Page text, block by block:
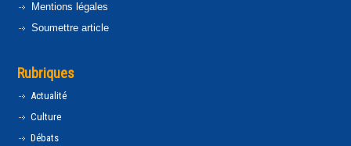
Mentions légales
Soumettre article
Rubriques
Actualité
Culture
Débats